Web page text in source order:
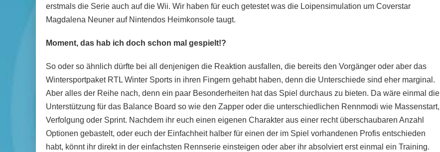
erstmals die Serie auch auf die Wii. Wir haben für euch getestet was die Loipensimulation um Coverstar
Magdalena Neuner auf Nintendos Heimkonsole taugt.
Moment, das hab ich doch schon mal gespielt!?
So oder so ähnlich dürfte bei all denjenigen die Reaktion ausfallen, die bereits den Vorgänger oder aber das
Wintersportpaket RTL Winter Sports in ihren Fingern gehabt haben, denn die Unterschiede sind eher marginal.
Aber alles der Reihe nach, denn ein paar Besonderheiten hat das Spiel durchaus zu bieten. Da wäre einmal die
Unterstützung für das Balance Board so wie den Zapper oder die unterschiedlichen Rennmodi wie Massenstart,
Verfolgung oder Sprint. Nachdem ihr euch einen eigenen Charakter aus einer recht überschaubaren Anzahl
Optionen gebastelt, oder euch der Einfachheit halber für einen der im Spiel vorhandenen Profis entschieden
habt, könnt ihr direkt in der einfachsten Rennserie einsteigen oder aber ihr absolviert erst einmal ein Training.